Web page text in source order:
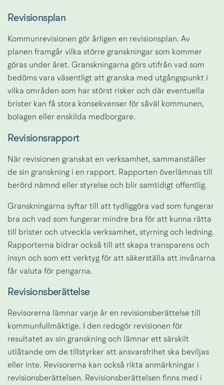
Revisionsplan
Kommunrevisionen gör årligen en revisionsplan. Av
planen framgår vilka större granskningar som kommer
göras under året. Granskningarna görs utifrån vad som
bedöms vara väsentligt att granska med utgångspunkt i
vilka områden som har störst risker och där eventuella
brister kan få stora konsekvenser för såväl kommunen,
bolagen eller enskilda medborgare.
Revisionsrapport
När revisionen granskat en verksamhet, sammanställer
de sin granskning i en rapport. Rapporten överlämnas till
berörd nämnd eller styrelse och blir samtidigt offentlig.
Granskningarna syftar till att tydliggöra vad som fungerar
bra och vad som fungerar mindre bra för att kunna rätta
till brister och utveckla verksamhet, styrning och ledning.
Rapporterna bidrar också till att skapa transparens och
insyn och som ett verktyg för att säkerställa att invånarna
får valuta för pengarna.
Revisionsberättelse
Revisorerna lämnar varje år en revisionsberättelse till
kommunfullmäktige. I den redogör revisionen för
resultatet av sin granskning och lämnar ett särskilt
utlåtande om de tillstyrker att ansvarsfrihet ska beviljas
eller inte. Revisorerna kan också rikta anmärkningar i
revisionsberättelsen. Revisionsberättelsen finns med i